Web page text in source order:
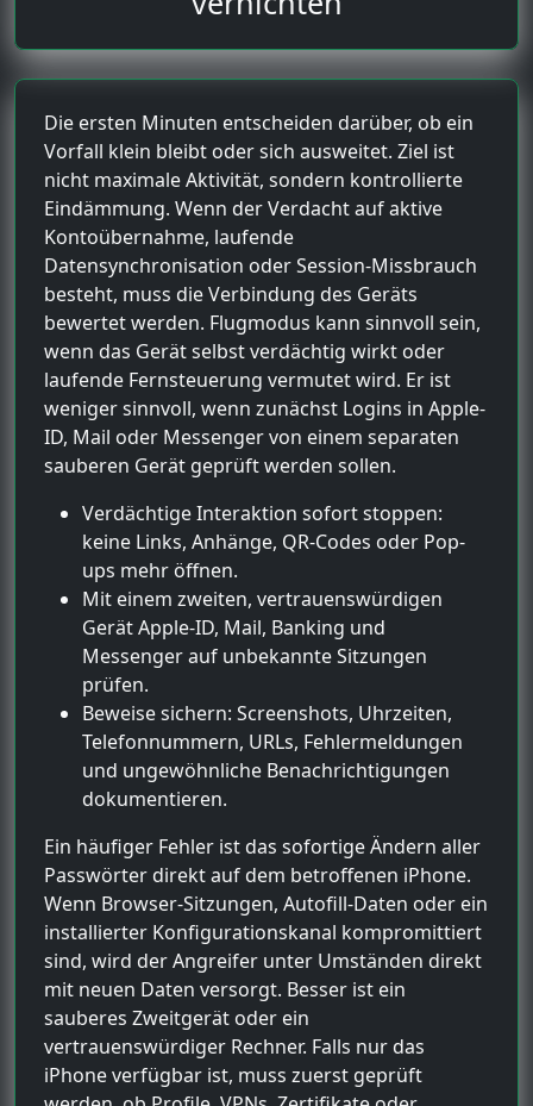
Die ersten Minuten entscheiden darüber, ob ein
Vorfall klein bleibt oder sich ausweitet. Ziel ist
nicht maximale Aktivität, sondern kontrollierte
Eindämmung. Wenn der Verdacht auf aktive
Kontoübernahme, laufende
Datensynchronisation oder Session-Missbrauch
besteht, muss die Verbindung des Geräts
bewertet werden. Flugmodus kann sinnvoll sein,
wenn das Gerät selbst verdächtig wirkt oder
laufende Fernsteuerung vermutet wird. Er ist
weniger sinnvoll, wenn zunächst Logins in Apple-
ID, Mail oder Messenger von einem separaten
sauberen Gerät geprüft werden sollen.
Verdächtige Interaktion sofort stoppen:
keine Links, Anhänge, QR-Codes oder Pop-
ups mehr öffnen.
Mit einem zweiten, vertrauenswürdigen
Gerät Apple-ID, Mail, Banking und
Messenger auf unbekannte Sitzungen
prüfen.
Beweise sichern: Screenshots, Uhrzeiten,
Telefonnummern, URLs, Fehlermeldungen
und ungewöhnliche Benachrichtigungen
dokumentieren.
Ein häufiger Fehler ist das sofortige Ändern aller
Passwörter direkt auf dem betroffenen iPhone.
Wenn Browser-Sitzungen, Autofill-Daten oder ein
installierter Konfigurationskanal kompromittiert
sind, wird der Angreifer unter Umständen direkt
mit neuen Daten versorgt. Besser ist ein
sauberes Zweitgerät oder ein
vertrauenswürdiger Rechner. Falls nur das
iPhone verfügbar ist, muss zuerst geprüft